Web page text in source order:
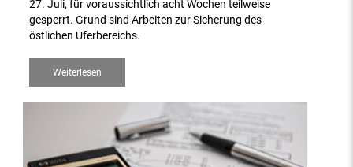
27. Juli, für voraussichtlich acht Wochen teilweise
gesperrt. Grund sind Arbeiten zur Sicherung des
östlichen Uferbereichs.
Weiterlesen